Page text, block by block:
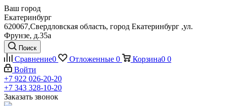
Ваш город
Екатеринбург
620067,Свердловская область, город Екатеринбург ,ул.
Фрунзе, д.35а
Поиск
Сравнение0 Отложенные 0 Корзина0 0
Войти
+7 922 026-20-20
+7 343 328-10-20
Заказать звонок